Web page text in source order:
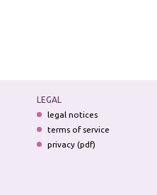
LEGAL
legal notices
terms of service
privacy (pdf)